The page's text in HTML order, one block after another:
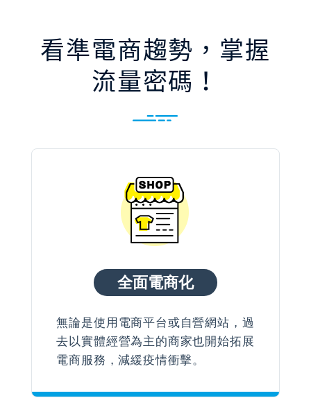
看準電商趨勢，掌握
流量密碼！
全面電商化
無論是使用電商平台或自營網站，過
去以實體經營為主的商家也開始拓展
電商服務，減緩疫情衝擊。